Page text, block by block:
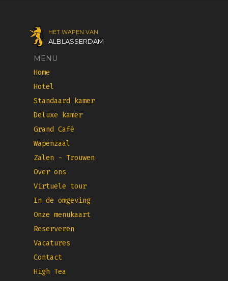
HET WAPEN VAN
ALBLASSERDAM
MENU
Home
Hotel
Standaard kamer
Deluxe kamer
Grand Café
Wapenzaal
Zalen - Trouwen
Over ons
Virtuele tour
In de omgeving
Onze menukaart
Reserveren
Vacatures
Contact
High Tea